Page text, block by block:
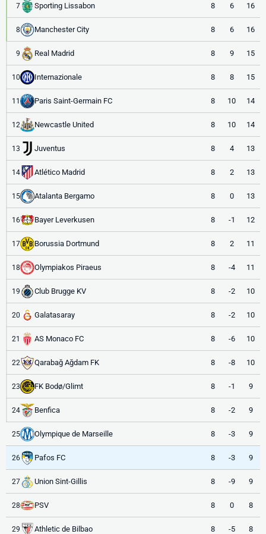
7 Sporting Lissabon 8 6 16
8 Manchester City 8 6 16
9 Real Madrid 8 9 15
10 Internazionale 8 8 15
11 Paris Saint-Germain FC 8 10 14
12 Newcastle United 8 10 14
13 Juventus 8 4 13
14 Atlético Madrid 8 2 13
15 Atalanta Bergamo 8 0 13
16 Bayer Leverkusen 8 -1 12
17 Borussia Dortmund 8 2 11
18 Olympiakos Piraeus 8 -4 11
19 Club Brugge KV 8 -2 10
20 Galatasaray 8 -2 10
21 AS Monaco FC 8 -6 10
22 Qarabağ Ağdam FK 8 -8 10
23 FK Bodø/Glimt 8 -1 9
24 Benfica 8 -2 9
25 Olympique de Marseille 8 -3 9
26 Pafos FC 8 -3 9
27 Union Sint-Gillis 8 -9 9
28 PSV 8 0 8
29 Athletic de Bilbao 8 -5 8